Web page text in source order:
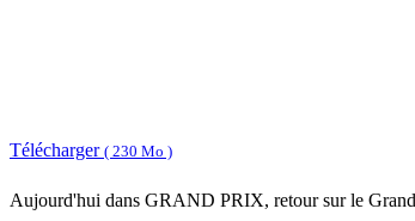
Télécharger ( 230 Mo )
Aujourd'hui dans GRAND PRIX, retour sur le